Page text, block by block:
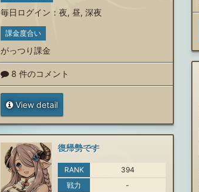
毎日ログイン ： 夜, 昼, 深夜
課金度合い
がっつり課金
8 件のコメント
View detail
復帰勢です
RANK
394
戦力
-